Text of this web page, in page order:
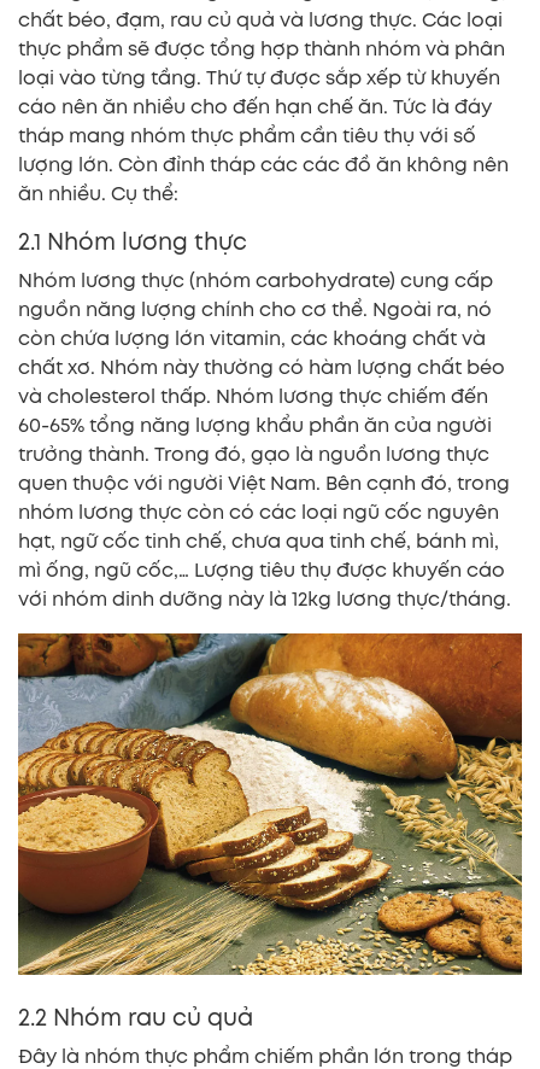
chất béo, đạm, rau củ quả và lương thực. Các loại
thực phẩm sẽ được tổng hợp thành nhóm và phân
loại vào từng tầng. Thứ tự được sắp xếp từ khuyến
cáo nên ăn nhiều cho đến hạn chế ăn. Tức là đáy
tháp mang nhóm thực phẩm cần tiêu thụ với số
lượng lớn. Còn đỉnh tháp các các đồ ăn không nên
ăn nhiều. Cụ thể:
2.1 Nhóm lương thực
Nhóm lương thực (nhóm carbohydrate) cung cấp
nguồn năng lượng chính cho cơ thể. Ngoài ra, nó
còn chứa lượng lớn vitamin, các khoáng chất và
chất xơ. Nhóm này thường có hàm lượng chất béo
và cholesterol thấp. Nhóm lương thực chiếm đến
60-65% tổng năng lượng khẩu phần ăn của người
trưởng thành. Trong đó, gạo là nguồn lương thực
quen thuộc với người Việt Nam. Bên cạnh đó, trong
nhóm lương thực còn có các loại ngũ cốc nguyên
hạt, ngữ cốc tinh chế, chưa qua tinh chế, bánh mì,
mì ống, ngũ cốc,… Lượng tiêu thụ được khuyến cáo
với nhóm dinh dưỡng này là 12kg lương thực/tháng.
2.2 Nhóm rau củ quả
Đây là nhóm thực phẩm chiếm phần lớn trong tháp